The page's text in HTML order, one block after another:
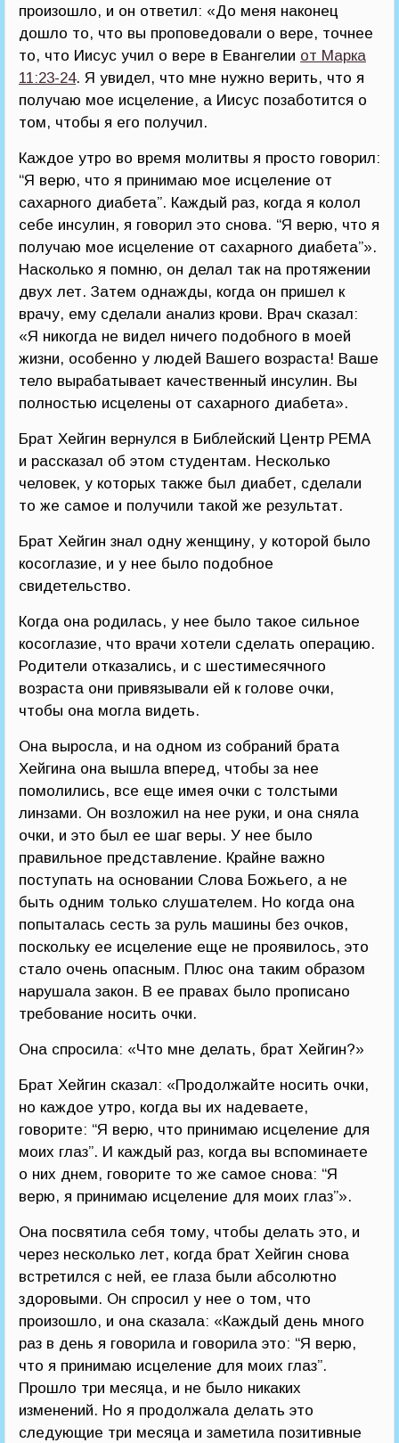
произошло, и он ответил: «До меня наконец
дошло то, что вы проповедовали о вере, точнее
то, что Иисус учил о вере в Евангелии от Марка
11:23-24. Я увидел, что мне нужно верить, что я
получаю мое исцеление, а Иисус позаботится о
том, чтобы я его получил.
Каждое утро во время молитвы я просто говорил:
“Я верю, что я принимаю мое исцеление от
сахарного диабета”. Каждый раз, когда я колол
себе инсулин, я говорил это снова. “Я верю, что я
получаю мое исцеление от сахарного диабета”».
Насколько я помню, он делал так на протяжении
двух лет. Затем однажды, когда он пришел к
врачу, ему сделали анализ крови. Врач сказал:
«Я никогда не видел ничего подобного в моей
жизни, особенно у людей Вашего возраста! Ваше
тело вырабатывает качественный инсулин. Вы
полностью исцелены от сахарного диабета».
Брат Хейгин вернулся в Библейский Центр РЕМА
и рассказал об этом студентам. Несколько
человек, у которых также был диабет, сделали
то же самое и получили такой же результат.
Брат Хейгин знал одну женщину, у которой было
косоглазие, и у нее было подобное
свидетельство.
Когда она родилась, у нее было такое сильное
косоглазие, что врачи хотели сделать операцию.
Родители отказались, и с шестимесячного
возраста они привязывали ей к голове очки,
чтобы она могла видеть.
Она выросла, и на одном из собраний брата
Хейгина она вышла вперед, чтобы за нее
помолились, все еще имея очки с толстыми
линзами. Он возложил на нее руки, и она сняла
очки, и это был ее шаг веры. У нее было
правильное представление. Крайне важно
поступать на основании Слова Божьего, а не
быть одним только слушателем. Но когда она
попыталась сесть за руль машины без очков,
поскольку ее исцеление еще не проявилось, это
стало очень опасным. Плюс она таким образом
нарушала закон. В ее правах было прописано
требование носить очки.
Она спросила: «Что мне делать, брат Хейгин?»
Брат Хейгин сказал: «Продолжайте носить очки,
но каждое утро, когда вы их надеваете,
говорите: “Я верю, что принимаю исцеление для
моих глаз”. И каждый раз, когда вы вспоминаете
о них днем, говорите то же самое снова: “Я
верю, я принимаю исцеление для моих глаз”».
Она посвятила себя тому, чтобы делать это, и
через несколько лет, когда брат Хейгин снова
встретился с ней, ее глаза были абсолютно
здоровыми. Он спросил у нее о том, что
произошло, и она сказала: «Каждый день много
раз в день я говорила и говорила это: “Я верю,
что я принимаю исцеление для моих глаз”.
Прошло три месяца, и не было никаких
изменений. Но я продолжала делать это
следующие три месяца и заметила позитивные